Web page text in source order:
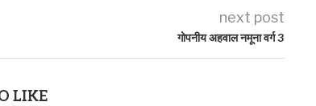
next post
गोपनीय अहवाल नमूना वर्ग 3
LIKE